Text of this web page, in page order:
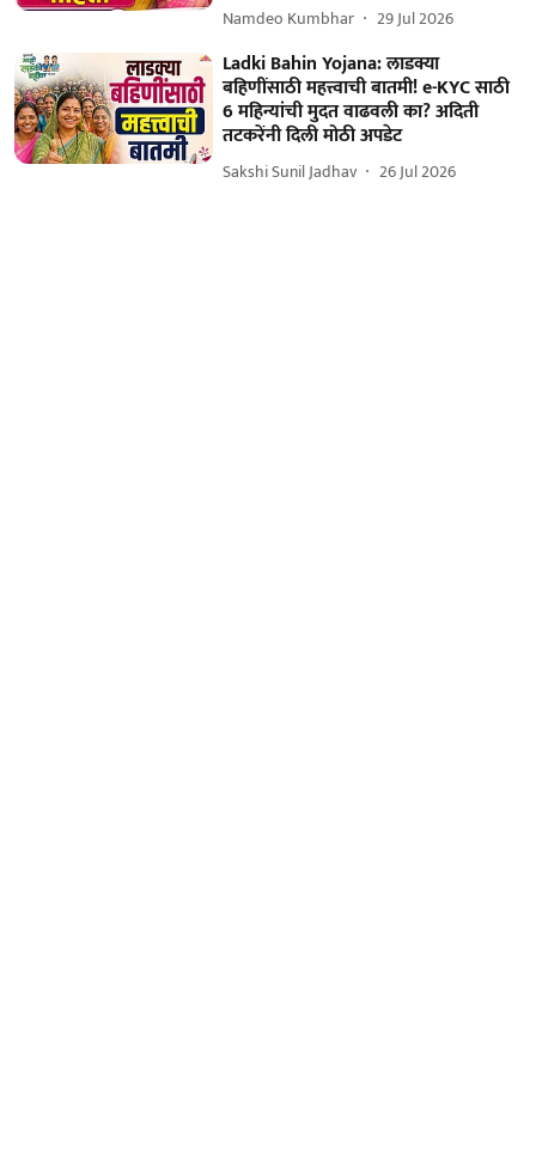
Namdeo Kumbhar 29 Jul 2026
Ladki Bahin Yojana: लाडक्या
बहि‍णींसाठी महत्त्वाची बातमी! e-KYC साठी
6 महिन्यांची मुदत वाढवली का? अदिती
तटकरेंनी दिली मोठी अपडेट
Sakshi Sunil Jadhav 26 Jul 2026